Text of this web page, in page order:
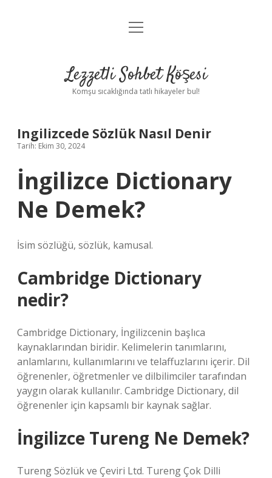
Anasayfa
Yasal Uyarı
menüyü
Lezzetli Sohbet Köşesi
Komşu sıcaklığında tatlı hikayeler bul!
Ingilizcede Sözlük Nasıl Denir
Tarih: Ekim 30, 2024
İngilizce Dictionary
Ne Demek?
İsim sözlüğü, sözlük, kamusal.
Cambridge Dictionary
nedir?
Cambridge Dictionary, İngilizcenin başlıca
kaynaklarından biridir. Kelimelerin tanımlarını,
anlamlarını, kullanımlarını ve telaffuzlarını içerir. Dil
öğrenenler, öğretmenler ve dilbilimciler tarafından
yaygın olarak kullanılır. Cambridge Dictionary, dil
öğrenenler için kapsamlı bir kaynak sağlar.
İngilizce Tureng Ne Demek?
Tureng Sözlük ve Çeviri Ltd. Tureng Çok Dilli